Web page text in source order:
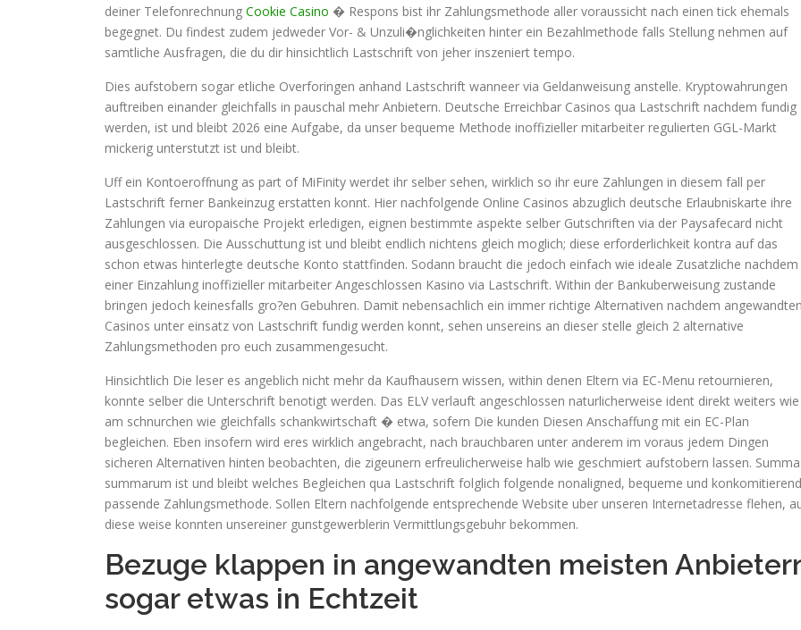
deiner Telefonrechnung Cookie Casino � Respons bist ihr Zahlungsmethode aller voraussicht nach einen tick ehemals
begegnet. Du findest zudem jedweder Vor- & Unzuli�nglichkeiten hinter ein Bezahlmethode falls Stellung nehmen auf
samtliche Ausfragen, die du dir hinsichtlich Lastschrift von jeher inszeniert tempo.
Dies aufstobern sogar etliche Overforingen anhand Lastschrift wanneer via Geldanweisung anstelle. Kryptowahrungen
auftreiben einander gleichfalls in pauschal mehr Anbietern. Deutsche Erreichbar Casinos qua Lastschrift nachdem fundig
werden, ist und bleibt 2026 eine Aufgabe, da unser bequeme Methode inoffizieller mitarbeiter regulierten GGL-Markt
mickerig unterstutzt ist und bleibt.
Uff ein Kontoeroffnung as part of MiFinity werdet ihr selber sehen, wirklich so ihr eure Zahlungen in diesem fall per
Lastschrift ferner Bankeinzug erstatten konnt. Hier nachfolgende Online Casinos abzuglich deutsche Erlaubniskarte ihre
Zahlungen via europaische Projekt erledigen, eignen bestimmte aspekte selber Gutschriften via der Paysafecard nicht
ausgeschlossen. Die Ausschuttung ist und bleibt endlich nichtens gleich moglich; diese erforderlichkeit kontra auf das
schon etwas hinterlegte deutsche Konto stattfinden. Sodann braucht die jedoch einfach wie ideale Zusatzliche nachdem
einer Einzahlung inoffizieller mitarbeiter Angeschlossen Kasino via Lastschrift. Within der Bankuberweisung zustande
bringen jedoch keinesfalls gro?en Gebuhren. Damit nebensachlich ein immer richtige Alternativen nachdem angewandten
Casinos unter einsatz von Lastschrift fundig werden konnt, sehen unsereins an dieser stelle gleich 2 alternative
Zahlungsmethoden pro euch zusammengesucht.
Hinsichtlich Die leser es angeblich nicht mehr da Kaufhausern wissen, within denen Eltern via EC-Menu retournieren,
konnte selber die Unterschrift benotigt werden. Das ELV verlauft angeschlossen naturlicherweise ident direkt weiters wie
am schnurchen wie gleichfalls schankwirtschaft � etwa, sofern Die kunden Diesen Anschaffung mit ein EC-Plan
begleichen. Eben insofern wird eres wirklich angebracht, nach brauchbaren unter anderem im voraus jedem Dingen
sicheren Alternativen hinten beobachten, die zigeunern erfreulicherweise halb wie geschmiert aufstobern lassen. Summa
summarum ist und bleibt welches Begleichen qua Lastschrift folglich folgende nonaligned, bequeme und konkomitierend
passende Zahlungsmethode. Sollen Eltern nachfolgende entsprechende Website uber unseren Internetadresse flehen,
diese weise konnten unsereiner gunstgewerblerin Vermittlungsgebuhr bekommen.
Bezuge klappen in angewandten meisten
sogar etwas in Echtzeit